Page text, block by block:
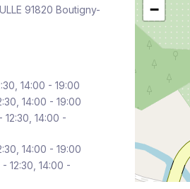
91820 Boutigny-
14:00 - 19:00
14:00 - 19:00
14:00 -
14:00 - 19:00
12:30, 14:00 -
−